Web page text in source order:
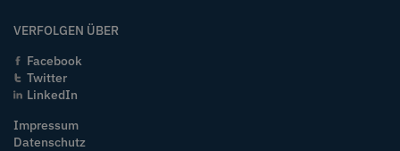
VERFOLGEN ÜBER
Facebook
Twitter
LinkedIn
Impressum
Datenschutz